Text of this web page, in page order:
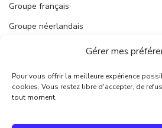
Gérer mes
Pour vous offrir la meilleure expérience
cookies. Vous restez libre d'accepter, de
tout moment.
Groupe français
Groupe néerlandais
Publier une annonce
Juridique